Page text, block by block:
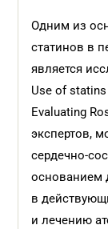
Одним из
статинов в
является
Use of statins
Evaluating
экспертов,
сердечно-
основанием
в
и лечению